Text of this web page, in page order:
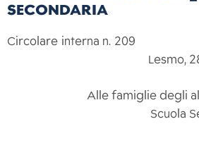
SECONDARIA
Circolare
Lesmo, 28/05/
Alle famiglie degli
Scuola